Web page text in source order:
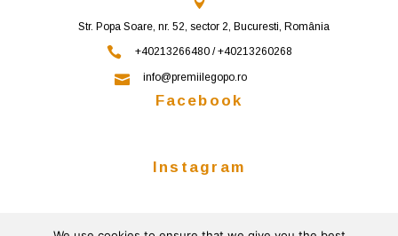
Str. Popa Soare, nr. 52, sector 2, Bucuresti, România
+40213266480 / +40213260268
info@premiilegopo.ro
Facebook
Instagram